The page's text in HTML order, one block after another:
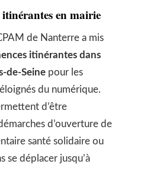
itinérantes en mairie
de Nanterre a mis
itinérantes dans
de-Seine pour les
du numérique.
d’être
d’ouverture de
santé solidaire ou
se déplacer jusqu’à